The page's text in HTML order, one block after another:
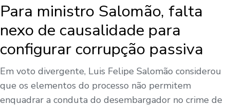
Para ministro Salomão, falta
nexo de causalidade para
configurar corrupção passiva
Em voto divergente, Luis Felipe Salomão considerou
que os elementos do processo não permitem
enquadrar a conduta do desembargador no crime de